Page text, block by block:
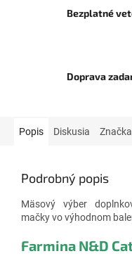
Bezplatné
Doprava
Popis Diskusia Značka
Podrobný popis
Mäsový výber
mačky vo výhodnom
Farmina N&D